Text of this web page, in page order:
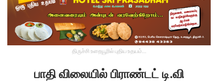
திருச்சி உறையூரில் புதிய உதயம்...
பாதி விலையில் பிராண்டட் டி.வி